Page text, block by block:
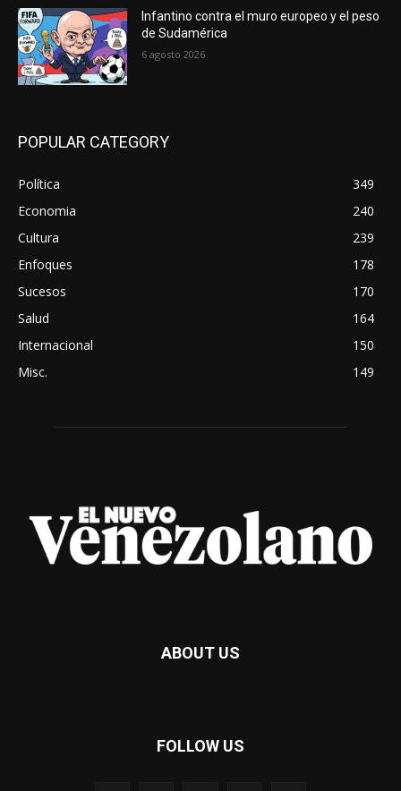
Infantino contra el muro europeo y el peso
de Sudamérica
6 agosto 2026
POPULAR CATEGORY
Política
349
Economia
240
Cultura
239
Enfoques
178
Sucesos
170
Salud
164
Internacional
150
Misc.
149
ABOUT US
FOLLOW US